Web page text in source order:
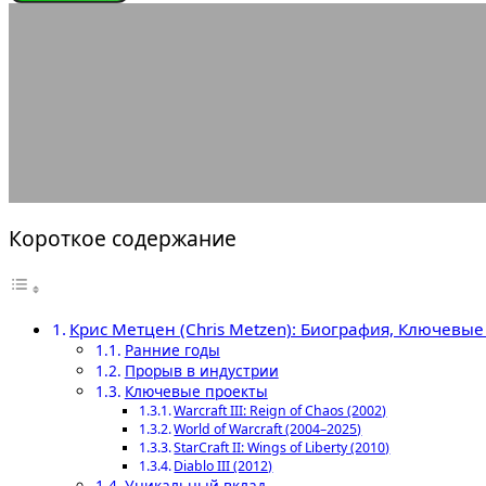
Короткое содержание
Крис Метцен (Chris Metzen): Биография,
Ранние годы
Прорыв в индустрии
Ключевые проекты
Warcraft III: Reign of Chaos (2002)
World of Warcraft (2004–2025)
StarCraft II: Wings of Liberty (2010)
Diablo III (2012)